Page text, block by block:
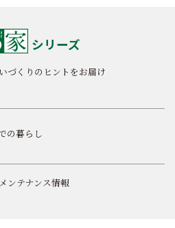
シリーズ
づくりのヒントをお届け
の暮らし
ンテナンス情報